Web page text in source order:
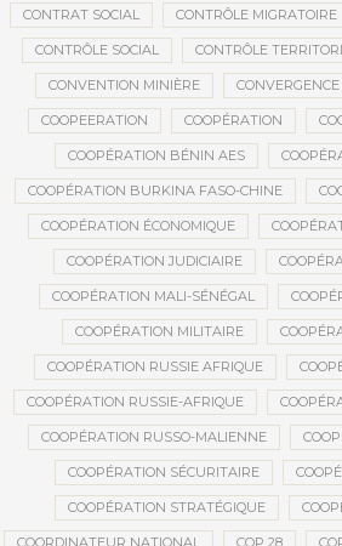
CONTRAT SOCIAL CONTRÔLE MIGRATOIRE
CONTRÔLE SOCIAL CONTRÔLE
CONVENTION MINIÈRE
COOPEERATION COOPÉRATION
COOPÉRATION BÉNIN AES
COOPÉRATION BURKINA FASO-CHINE
COOPÉRATION ÉCONOMIQUE
COOPÉRATION JUDICIAIRE
COOPÉRATION MALI-SÉNÉGAL
COOPÉRATION MILITAIRE
COOPÉRATION RUSSIE AFRIQUE
COOPÉRATION RUSSIE-AFRIQUE
COOPÉRATION RUSSO-MALIENNE
COOPÉRATION SÉCURITAIRE
COOPÉRATION STRATÉGIQUE
COORDINATEUR NATIONAL COP 28